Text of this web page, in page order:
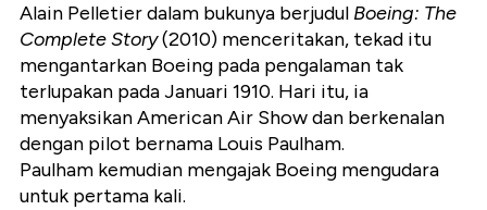
Alain Pelletier dalam bukunya berjudul Boeing: The
Complete Story(2010) menceritakan, tekad itu
mengantarkan Boeing pada pengalaman tak
terlupakan pada Januari 1910. Hari itu, ia
menyaksikan American Air Show dan berkenalan
dengan pilot bernama Louis Paulham.
Paulham kemudian mengajak Boeing mengudara
untuk pertama kali.